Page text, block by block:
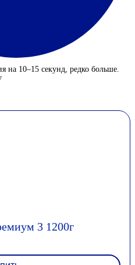
на 10–15 секунд, редко больше.
3 1200г